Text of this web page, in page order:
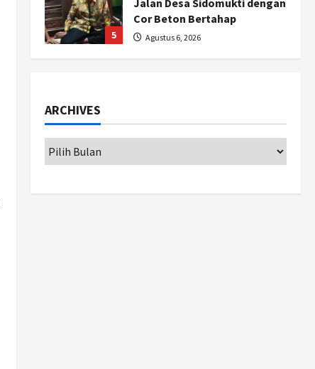
5
Jalan Desa Sidomukti dengan
Cor Beton Bertahap
Agustus 6, 2026
1
Segera Keluar
ARCHIVES